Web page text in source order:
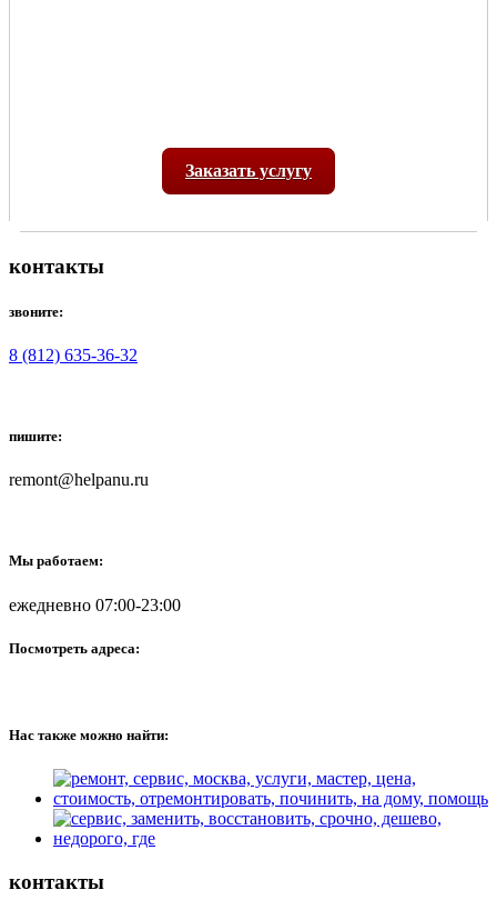
Заказать услугу
контакты
звоните:
8 (812) 635-36-32
пишите:
remont@helpanu.ru
Мы работаем:
ежедневно 07:00-23:00
Посмотреть адреса:
Нас также можно найти:
контакты